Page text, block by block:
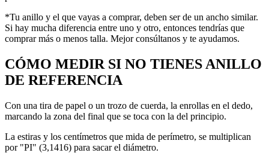
*Tu anillo y el que vayas a comprar, deben ser de un ancho similar.
Si hay mucha diferencia entre uno y otro, entonces tendrías que
comprar más o menos talla. Mejor consúltanos y te ayudamos.
CÓMO MEDIR SI NO TIENES ANILLO
DE REFERENCIA
Con una tira de papel o un trozo de cuerda, la enrollas en el dedo,
marcando la zona del final que se toca con la del principio.
La estiras y los centímetros que mida de perímetro, se multiplican
por "PI" (3,1416) para sacar el diámetro.